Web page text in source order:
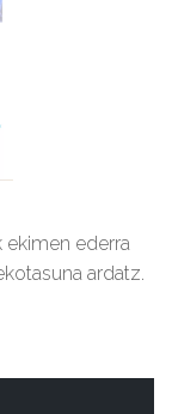
ederra
ardatz.